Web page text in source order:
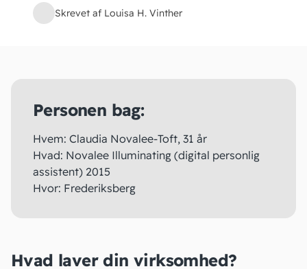
Skrevet af Louisa H. Vinther
Personen bag:
Hvem: Claudia Novalee-Toft, 31 år
Hvad: Novalee Illuminating (digital personlig
assistent) 2015
Hvor: Frederiksberg
Hvad laver din virksomhed?